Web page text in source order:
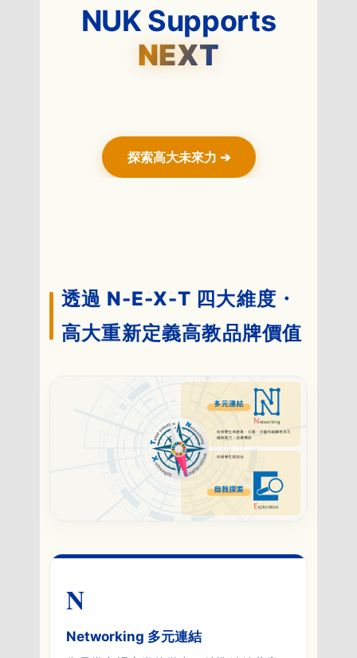
NUK Supports
NEXT
探索高大未來力 ➔
透過 N-E-X-T 四大維度・
高大重新定義高教品牌價值
N
Networking 多元連結